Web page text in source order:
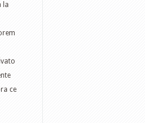
la
ce